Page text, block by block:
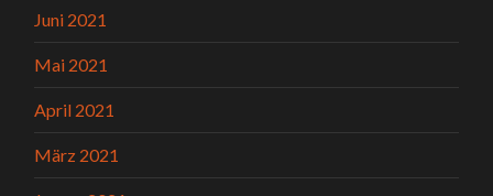
Juni 2021
Mai 2021
April 2021
März 2021